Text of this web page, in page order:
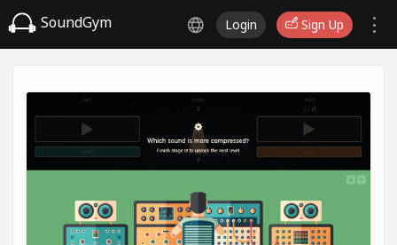
SoundGym Login Sign Up